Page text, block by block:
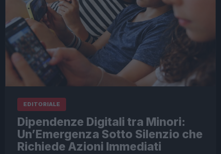
EDITORIALE
Dipendenze Digitali tra Minori:
Un’Emergenza Sotto Silenzio che
Richiede Azioni Immediati